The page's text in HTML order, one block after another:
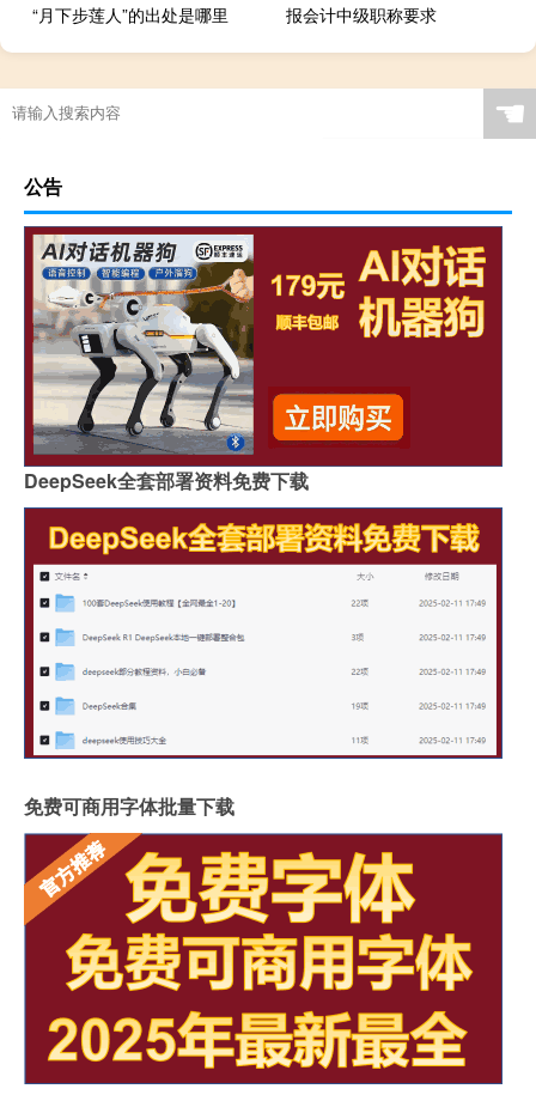
“月下步莲人”的出处是哪里
报会计中级职称要求
☚
公告
DeepSeek全套部署资料免费下载
免费可商用字体批量下载